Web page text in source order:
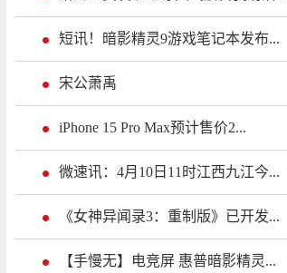
短讯！暗影精灵9游戏笔记本发布...
宋公萧禹
iPhone 15 Pro Max预计售价2...
微速讯：4月10日11时江西九江今...
《女神异闻录3：重制版》已开发...
【手慢无】电竞屏 惠普暗影精灵...